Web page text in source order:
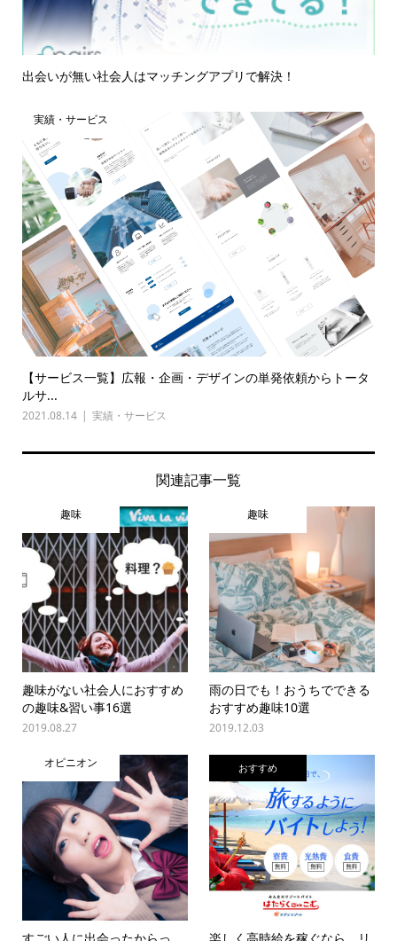
出会いが無い社会人はマッチングアプリで解決！
実績・サービス
【サービス一覧】広報・企画・デザインの単発依頼からトータ
ルサ...
2021.08.14 実績・サービス
関連記事一覧
趣味
趣味がない社会人におすすめ
の趣味&習い事16選
2019.08.27
趣味
雨の日でも！おうちでできる
おすすめ趣味10選
2019.12.03
オピニオン おすすめ